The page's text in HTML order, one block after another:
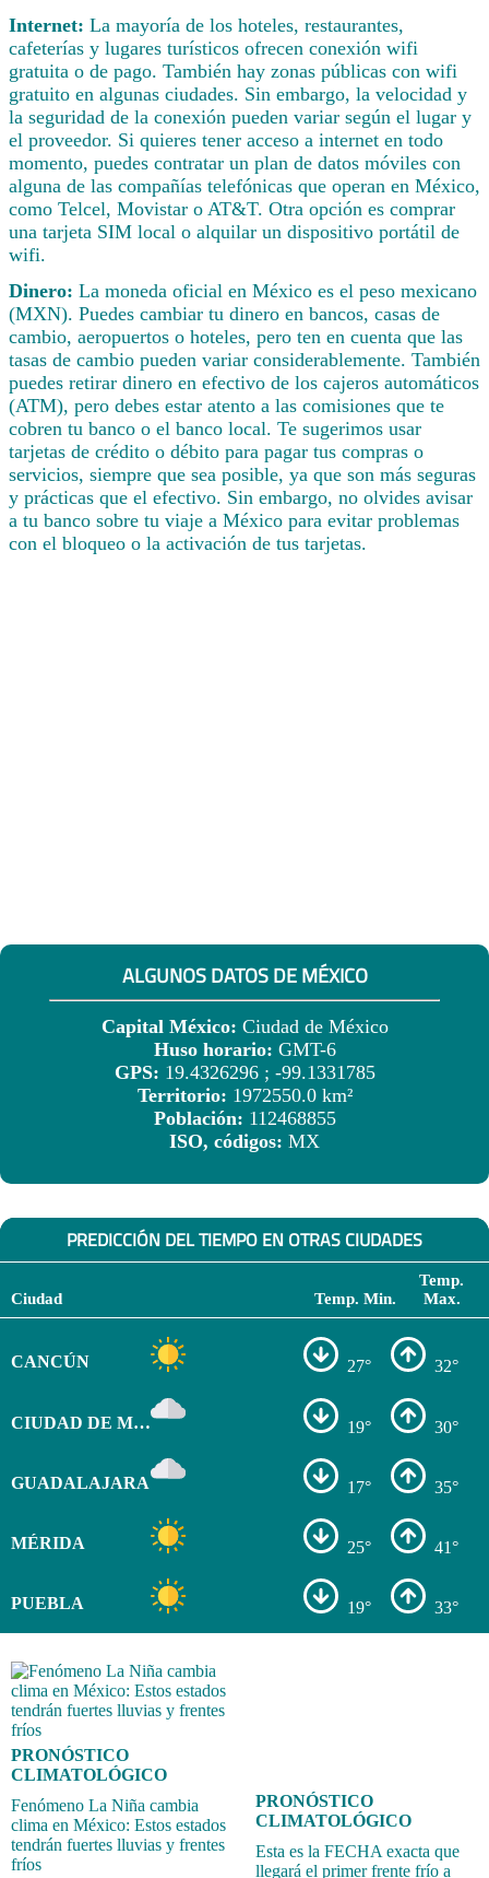
Internet: La mayoría de los hoteles, restaurantes,
cafeterías y lugares turísticos ofrecen conexión wifi
gratuita o de pago. También hay zonas públicas con wifi
gratuito en algunas ciudades. Sin embargo, la velocidad y
la seguridad de la conexión pueden variar según el lugar y
el proveedor. Si quieres tener acceso a internet en todo
momento, puedes contratar un plan de datos móviles con
alguna de las compañías telefónicas que operan en México,
como Telcel, Movistar o AT&T. Otra opción es comprar
una tarjeta SIM local o alquilar un dispositivo portátil de
wifi.
Dinero: La moneda oficial en México es el peso mexicano
(MXN). Puedes cambiar tu dinero en bancos, casas de
cambio, aeropuertos o hoteles, pero ten en cuenta que las
tasas de cambio pueden variar considerablemente. También
puedes retirar dinero en efectivo de los cajeros automáticos
(ATM), pero debes estar atento a las comisiones que te
cobren tu banco o el banco local. Te sugerimos usar
tarjetas de crédito o débito para pagar tus compras o
servicios, siempre que sea posible, ya que son más seguras
y prácticas que el efectivo. Sin embargo, no olvides avisar
a tu banco sobre tu viaje a México para evitar problemas
con el bloqueo o la activación de tus tarjetas.
ALGUNOS DATOS DE MÉXICO
Capital México: Ciudad de México
Huso horario: GMT-6
GPS: 19.4326296 ; -99.1331785
Territorio: 1972550.0 km²
Población: 112468855
ISO, códigos: MX
PREDICCIÓN DEL TIEMPO EN OTRAS CIUDADES
Ciudad Temp. Min.
Temp.
Max.
CANCÚN 27° 32°
CIUDAD DE MÉXICO 19° 30°
GUADALAJARA 17° 35°
MÉRIDA 25° 41°
PUEBLA 19° 33°
PRONÓSTICO
CLIMATOLÓGICO
Fenómeno La Niña cambia
clima en México: Estos estados
tendrán fuertes lluvias y frentes
fríos
PRONÓSTICO
CLIMATOLÓGICO
Esta es la FECHA exacta que
llegará el primer frente frío a